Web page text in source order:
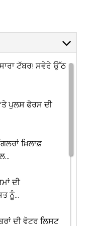
ਟੱਬਰ! ਸਵੇਰੇ ਉੱਠ
ਪੁਲਸ ਫੋਰਸ ਦੀ
ਖ਼ਿਲਾਫ਼
ਦੀ
ਨੂੰ...
ਦੀ ਵੋਟਰ ਲਿਸਟ